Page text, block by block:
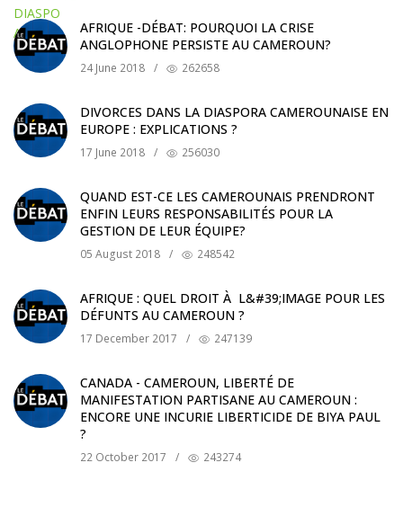
AFRIQUE -DÉBAT: POURQUOI LA CRISE
ANGLOPHONE PERSISTE AU CAMEROUN?
24 June 2018 / 262658
DIVORCES DANS LA DIASPORA CAMEROUNAISE EN
EUROPE : EXPLICATIONS ?
17 June 2018 / 256030
QUAND EST-CE LES CAMEROUNAIS PRENDRONT
ENFIN LEURS RESPONSABILITÉS POUR LA
GESTION DE LEUR ÉQUIPE?
05 August 2018 / 248542
AFRIQUE : QUEL DROIT À L&#39;IMAGE POUR LES
DÉFUNTS AU CAMEROUN ?
17 December 2017 / 247139
CANADA - CAMEROUN, LIBERTÉ DE
MANIFESTATION PARTISANE AU CAMEROUN :
ENCORE UNE INCURIE LIBERTICIDE DE BIYA PAUL
?
22 October 2017 / 243274